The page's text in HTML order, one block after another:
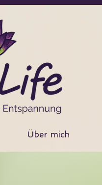
Über mich